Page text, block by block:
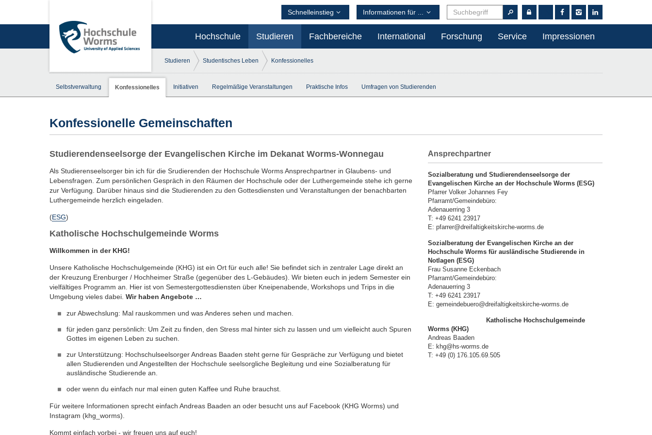
Hochschule Studieren Fachbereiche International Forschung Service Impressionen
Schnelleinstieg Informationen für ...
Studieren Studentisches Leben Konfessionelles
Selbstverwaltung Konfessionelles Initiativen Regelmäßige Veranstaltungen Praktische Infos Umfragen von Studierenden
Konfessionelle Gemeinschaften
Studierendenseelsorge der Evangelischen Kirche im Dekanat Worms-Wonnegau
Als Studierenseelsorger bin ich für die Srudierenden der Hochschule Worms Ansprechpartner in Glaubens- und
Lebensfragen. Zum persönlichen Gespräch in den Räumen der Hochschule oder der Luthergemeinde stehe ich gerne
zur Verfügung. Darüber hinaus sind die Studierenden zu den Gottesdiensten und Veranstaltungen der benachbarten
Luthergemeinde herzlich eingeladen.
(ESG)
Katholische Hochschulgemeinde Worms
Willkommen in der KHG!
Unsere Katholische Hochschulgemeinde (KHG) ist ein Ort für euch alle! Sie befindet sich in zentraler Lage direkt an
der Kreuzung Erenburger / Hochheimer Straße (gegenüber des L-Gebäudes). Wir bieten euch in jedem Semester ein
vielfältiges Programm an. Hier ist von Semestergottesdiensten über Kneipenabende, Workshops und Trips in die
Umgebung vieles dabei. Wir haben Angebote …
zur Abwechslung: Mal rauskommen und was Anderes sehen und machen.
für jeden ganz persönlich: Um Zeit zu finden, den Stress mal hinter sich zu lassen und um vielleicht auch Spuren
Gottes im eigenen Leben zu suchen.
zur Unterstützung: Hochschulseelsorger Andreas Baaden steht gerne für Gespräche zur Verfügung und bietet
allen Studierenden und Angestellten der Hochschule seelsorgliche Begleitung und eine Sozialberatung für
ausländische Studierende an.
oder wenn du einfach nur mal einen guten Kaffee und Ruhe brauchst.
Für weitere Informationen sprecht einfach Andreas Baaden an oder besucht uns auf Facebook (KHG Worms) und
Instagram (khg_worms).
Kommt einfach vorbei - wir freuen uns auf euch!
Ansprechpartner
Sozialberatung und Studierendenseelsorge der
Evangelischen Kirche an der Hochschule Worms (ESG)
Pfarrer Volker Johannes Fey
Pfarramt/Gemeindebüro:
Adenauerring 3
T: +49 6241 23917
E: pfarrer@dreifaltigkeitskirche-worms.de
Sozialberatung der Evangelischen Kirche an der
Hochschule Worms für ausländische Studierende in
Notlagen (ESG)
Frau Susanne Eckenbach
Pfarramt/Gemeindebüro:
Adenauerring 3
T: +49 6241 23917
E: gemeindebuero@dreifaltigkeitskirche-worms.de
Katholische Hochschulgemeinde
Worms (KHG)
Andreas Baaden
E: khg@hs-worms.de
T: +49 (0) 176.105.69.505